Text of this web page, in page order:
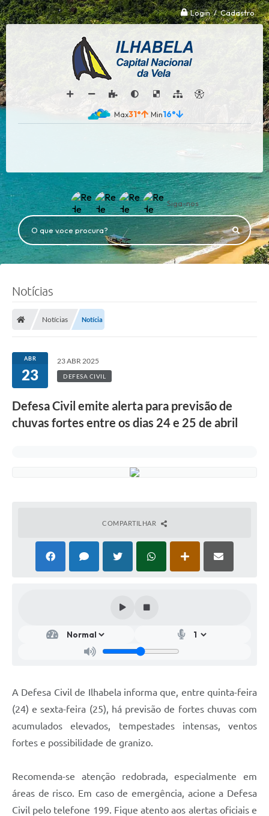
Login / Cadastro
31° 16°
Siga-nos
O que voce procura?
Notícias
Notícias Notícia
ABR
23
23 ABR 2025
DEFESA CIVIL
Defesa Civil emite alerta para previsão de
chuvas fortes entre os dias 24 e 25 de abril
COMPARTILHAR
A Defesa Civil de Ilhabela informa que, entre quinta-feira
(24) e sexta-feira (25), há previsão de fortes chuvas com
acumulados elevados, tempestades intensas, ventos
fortes e possibilidade de granizo.
Recomenda-se atenção redobrada, especialmente em
áreas de risco. Em caso de emergência, acione a Defesa
Civil pelo telefone 199. Fique atento aos alertas oficiais e